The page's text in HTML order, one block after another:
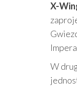
X-
W